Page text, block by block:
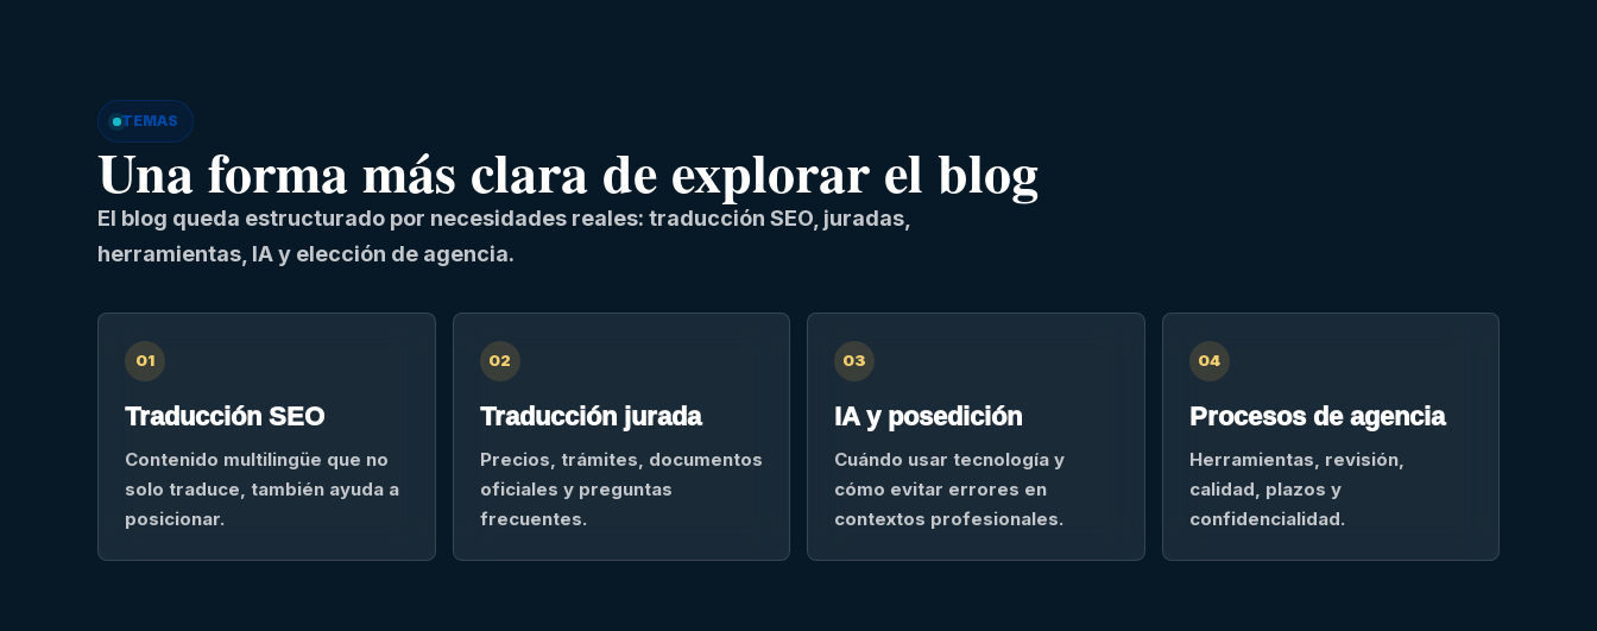
TEMAS
Una forma más clara de explorar el blog
El blog queda estructurado por necesidades reales: traducción SEO, juradas,
herramientas, IA y elección de agencia.
01
Traducción SEO
Contenido multilingüe que no
solo traduce, también ayuda a
posicionar.
02
Traducción jurada
Precios, trámites, documentos
oficiales y preguntas
frecuentes.
03
IA y posedición
Cuándo usar tecnología y
cómo evitar errores en
contextos profesionales.
04
Procesos de agencia
Herramientas, revisión,
calidad, plazos y
confidencialidad.